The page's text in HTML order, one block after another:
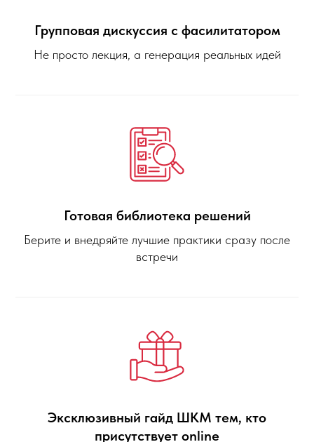
Групповая дискуссия с фасилитатором
Не просто лекция, а генерация реальных идей
Готовая библиотека решений
Берите и внедряйте лучшие практики сразу после
встречи
Эксклюзивный гайд ШКМ тем, кто
присутствует online